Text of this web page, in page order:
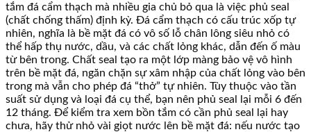
tắm đá cẩm thạch mà nhiều gia chủ bỏ qua là việc phủ seal
(chất chống thấm) định kỳ. Đá cẩm thạch có cấu trúc xốp tự
nhiên, nghĩa là bề mặt đá có vô số lỗ chân lông siêu nhỏ có
thể hấp thụ nước, dầu, và các chất lỏng khác, dẫn đến ố màu
từ bên trong. Chất seal tạo ra một lớp màng bảo vệ vô hình
trên bề mặt đá, ngăn chặn sự xâm nhập của chất lỏng vào bên
trong mà vẫn cho phép đá “thở” tự nhiên. Tùy thuộc vào tần
suất sử dụng và loại đá cụ thể, bạn nên phủ seal lại mỗi 6 đến
12 tháng. Để kiểm tra xem bồn tắm có cần phủ seal lại hay
chưa, hãy thử nhỏ vài giọt nước lên bề mặt đá: nếu nước tạo